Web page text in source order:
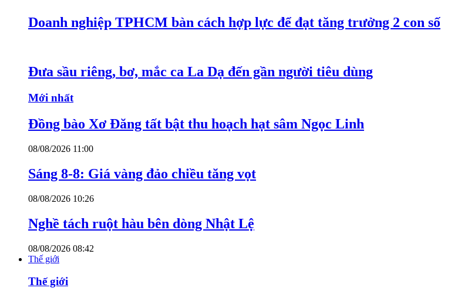
Doanh nghiệp TPHCM bàn cách hợp lực để đạt tăng trưởng 2 con số
Đưa sầu riêng, bơ, mắc ca La Dạ đến gần người tiêu dùng
Mới nhất
Đồng bào Xơ Đăng tất bật thu hoạch hạt sâm Ngọc Linh
08/08/2026 11:00
Sáng 8-8: Giá vàng đảo chiều tăng vọt
08/08/2026 10:26
Nghề tách ruột hàu bên dòng Nhật Lệ
08/08/2026 08:42
Thế giới
Thế giới